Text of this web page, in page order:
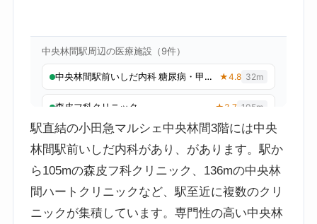
駅直結の小田急マルシェ中央林間3階には中央
林間駅前いしだ内科があり、があります。駅か
ら105mの森皮フ科クリニック、136mの中央林
間ハートクリニックなど、駅至近に複数のクリ
ニックが集積しています。専門性の高い中央林